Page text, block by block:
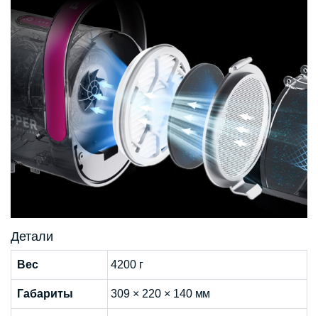
Детали
Вес 4200 г
Габариты 309 × 220 × 140 мм